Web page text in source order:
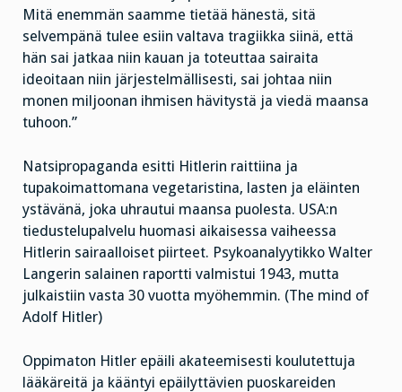
Mitä enemmän saamme tietää hänestä, sitä
selvempänä tulee esiin valtava tragiikka siinä, että
hän sai jatkaa niin kauan ja toteuttaa sairaita
ideoitaan niin järjestelmällisesti, sai johtaa niin
monen miljoonan ihmisen hävitystä ja viedä maansa
tuhoon.”
Natsipropaganda esitti Hitlerin raittiina ja
tupakoimattomana vegetaristina, lasten ja eläinten
ystävänä, joka uhrautui maansa puolesta. USA:n
tiedustelupalvelu huomasi aikaisessa vaiheessa
Hitlerin sairaalloiset piirteet. Psykoanalyytikko Walter
Langerin salainen raportti valmistui 1943, mutta
julkaistiin vasta 30 vuotta myöhemmin. (The mind of
Adolf Hitler)
Oppimaton Hitler epäili akateemisesti koulutettuja
lääkäreitä ja kääntyi epäilyttävien puoskareiden